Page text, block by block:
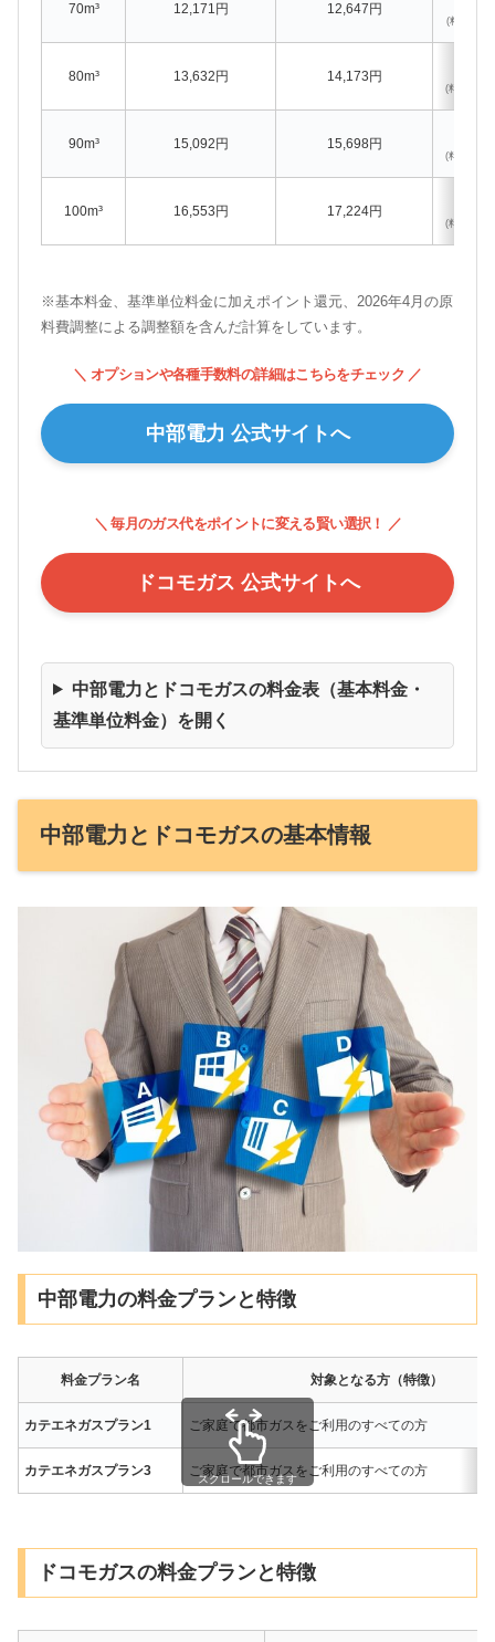
70m³ 12,171円 12,647円
(料金: -
80m³ 13,632円 14,173円
(料金: -
90m³ 15,092円 15,698円
(料金: -
100m³ 16,553円 17,224円
(料金: -
※基本料金、基準単位料金に加えポイント還元、2026年4月の原
料費調整による調整額を含んだ計算をしています。
＼ オプションや各種手数料の詳細はこちらをチェック ／
中部電力 公式サイトへ
＼ 毎月のガス代をポイントに変える賢い選択！ ／
ドコモガス 公式サイトへ
中部電力とドコモガスの料金表（基本料金・
基準単位料金）を開く
中部電力とドコモガスの基本情報
中部電力の料金プランと特徴
料金プラン名 対象となる方（特徴）
カテエネガスプラン1 ご家庭で都市ガスをご利用のすべての方
カテエネガスプラン3 ご家庭で都市ガスをご利用のすべての方
スクロールできます
ドコモガスの料金プランと特徴